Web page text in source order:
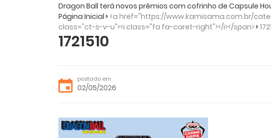
Dragon Ball terá novos prêmios com cofrinho de Capsule
Página Inicial <a href="https://www.kamisama.com.br/
class="ct-s-v-u"><i class="fa fa-caret-right"></i></span>
1721510
postado em
02/05/2026